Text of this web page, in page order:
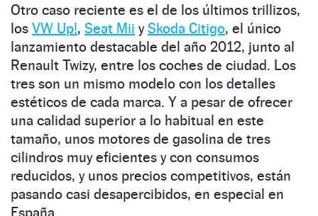
Otro caso reciente es el de los últimos trillizos,
los VW Up!, Seat Mii ySkoda Citigo, el único
lanzamiento destacable del año 2012, junto al
Renault Twizy, entre los coches de ciudad. Los
tres son un mismo modelo con los detalles
estéticos de cada marca. Y a pesar de ofrecer
una calidad superior a lo habitual en este
tamaño, unos motores de gasolina de tres
cilindros muy eficientes y con consumos
reducidos, y unos precios competitivos, están
pasando casi desapercibidos, en especial en
España.